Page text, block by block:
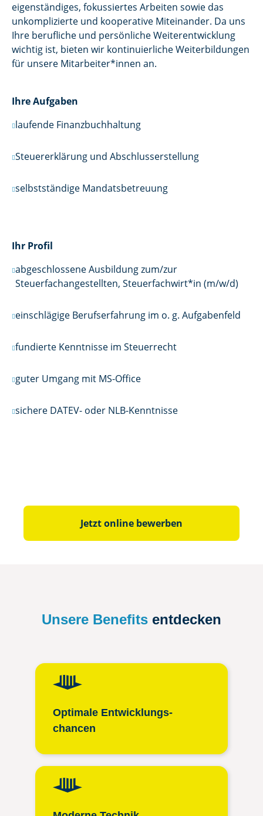
eigenständiges, fokussiertes Arbeiten sowie das
unkomplizierte und kooperative Miteinander. Da uns
Ihre berufliche und persönliche Weiterentwicklung
wichtig ist, bieten wir kontinuierliche Weiterbildungen
für unsere Mitarbeiter*innen an.
Ihre Aufgaben
laufende Finanzbuchhaltung
Steuererklärung und Abschlusserstellung
selbstständige Mandatsbetreuung
Ihr Profil
abgeschlossene Ausbildung zum/zur
Steuerfachangestellten, Steuerfachwirt*in (m/w/d)
einschlägige Berufserfahrung im o. g. Aufgabenfeld
fundierte Kenntnisse im Steuerrecht
guter Umgang mit MS-Office
sichere DATEV- oder NLB-Kenntnisse
Jetzt online bewerben
Unsere Benefits entdecken
Optimale Entwicklungs­
chancen